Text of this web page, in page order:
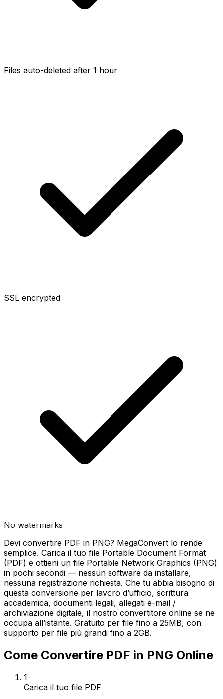
Files auto-deleted after 1 hour
SSL encrypted
No watermarks
Devi convertire PDF in PNG? MegaConvert lo rende
semplice. Carica il tuo file Portable Document Format
(PDF) e ottieni un file Portable Network Graphics (PNG)
in pochi secondi — nessun software da installare,
nessuna registrazione richiesta. Che tu abbia bisogno di
questa conversione per lavoro d’ufficio, scrittura
accademica, documenti legali, allegati e-mail /
archiviazione digitale, il nostro convertitore online se ne
occupa all’istante. Gratuito per file fino a 25MB, con
supporto per file più grandi fino a 2GB.
Come Convertire PDF in PNG Online
1
Carica il tuo file PDF